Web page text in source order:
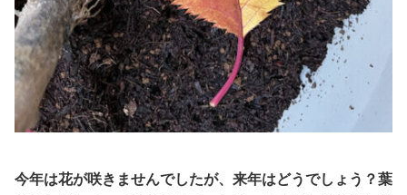
今年は花が咲きませんでしたが、来年はどうでしょう？葉